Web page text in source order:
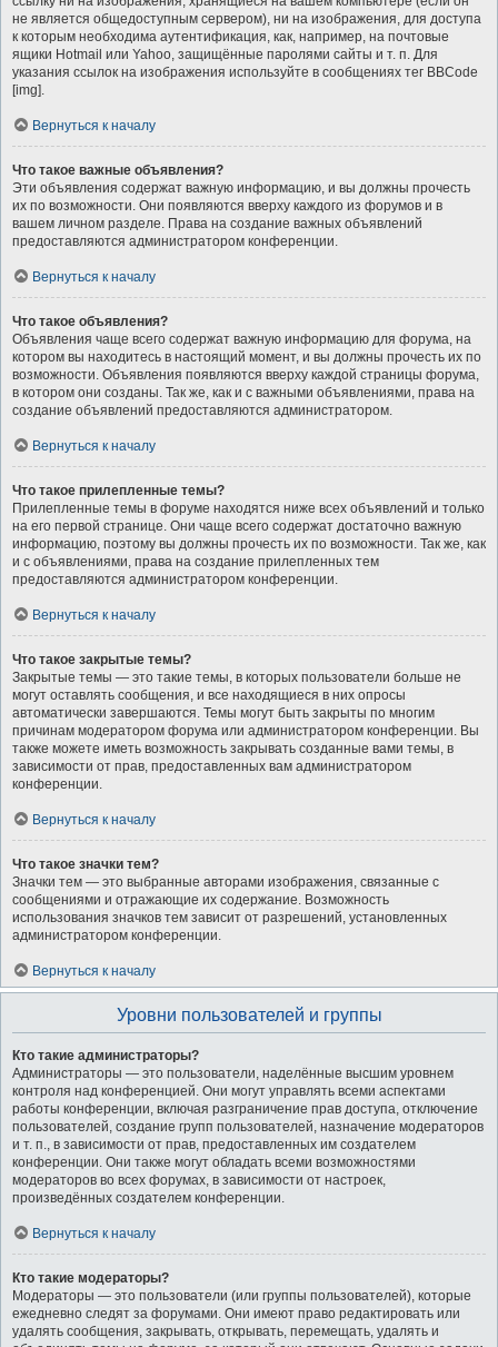
не является общедоступным сервером), ни на изображения, для доступа
к которым необходима аутентификация, как, например, на почтовые
ящики Hotmail или Yahoo, защищённые паролями сайты и т. п. Для
указания ссылок на изображения используйте в сообщениях тег BBCode
[img].
Вернуться к началу
Что такое важные объявления?
Эти объявления содержат важную информацию, и вы должны прочесть
их по возможности. Они появляются вверху каждого из форумов и в
вашем личном разделе. Права на создание важных объявлений
предоставляются администратором конференции.
Вернуться к началу
Что такое объявления?
Объявления чаще всего содержат важную информацию для форума, на
котором вы находитесь в настоящий момент, и вы должны прочесть их по
возможности. Объявления появляются вверху каждой страницы форума,
в котором они созданы. Так же, как и с важными объявлениями, права на
создание объявлений предоставляются администратором.
Вернуться к началу
Что такое прилепленные темы?
Прилепленные темы в форуме находятся ниже всех объявлений и только
на его первой странице. Они чаще всего содержат достаточно важную
информацию, поэтому вы должны прочесть их по возможности. Так же, как
и с объявлениями, права на создание прилепленных тем
предоставляются администратором конференции.
Вернуться к началу
Что такое закрытые темы?
Закрытые темы — это такие темы, в которых пользователи больше не
могут оставлять сообщения, и все находящиеся в них опросы
автоматически завершаются. Темы могут быть закрыты по многим
причинам модератором форума или администратором конференции. Вы
также можете иметь возможность закрывать созданные вами темы, в
зависимости от прав, предоставленных вам администратором
конференции.
Вернуться к началу
Что такое значки тем?
Значки тем — это выбранные авторами изображения, связанные с
сообщениями и отражающие их содержание. Возможность
использования значков тем зависит от разрешений, установленных
администратором конференции.
Вернуться к началу
Уровни пользователей и группы
Кто такие администраторы?
Администраторы — это пользователи, наделённые высшим уровнем
контроля над конференцией. Они могут управлять всеми аспектами
работы конференции, включая разграничение прав доступа, отключение
пользователей, создание групп пользователей, назначение модераторов
и т. п., в зависимости от прав, предоставленных им создателем
конференции. Они также могут обладать всеми возможностями
модераторов во всех форумах, в зависимости от настроек,
произведённых создателем конференции.
Вернуться к началу
Кто такие модераторы?
Модераторы — это пользователи (или группы пользователей), которые
ежедневно следят за форумами. Они имеют право редактировать или
удалять сообщения, закрывать, открывать, перемещать, удалять и